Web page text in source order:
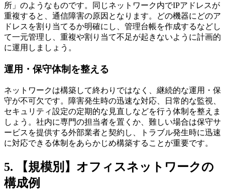
所」のようなものです。同じネットワーク内でIPアドレスが
重複すると、通信障害の原因となります。どの機器にどのア
ドレスを割り当てるか明確にし、管理台帳を作成するなどし
て一元管理し、重複や割り当て不足が起きないように計画的
に運用しましょう。
運用・保守体制を整える
ネットワークは構築して終わりではなく、継続的な運用・保
守が不可欠です。障害発生時の迅速な対応、日常的な監視、
セキュリティ設定の定期的な見直しなどを行う体制を整えま
しょう。社内に専門の担当者を置くか、難しい場合は保守サ
ービスを提供する外部業者と契約し、トラブル発生時に迅速
に対応できる体制をあらかじめ構築することが重要です。
5. 【規模別】オフィスネットワークの
構成例